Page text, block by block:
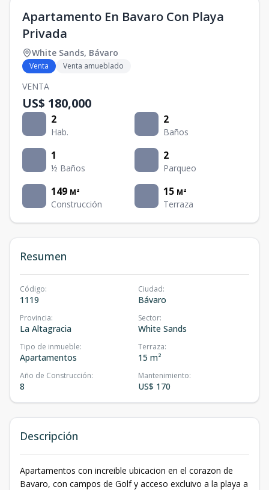
Apartamento En Bavaro Con Playa
Privada
White Sands, Bávaro
Venta Venta amueblado
VENTA
US$ 180,000
2
Hab.
2
Baños
1
½ Baños
2
Parqueo
149 M²
Construcción
15 M²
Terraza
Resumen
Código:
1119
Ciudad:
Bávaro
Provincia:
La Altagracia
Sector:
White Sands
Tipo de inmueble:
Apartamentos
Terraza:
15 m²
Año de Construcción:
8
Mantenimiento:
US$ 170
Descripción
Apartamentos con increible ubicacion en el corazon de
Bavaro, con campos de Golf y acceso excluivo a la playa a